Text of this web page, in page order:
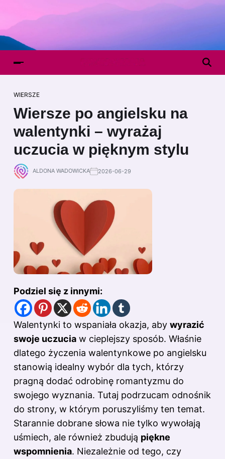
WIERSZE
Wiersze po angielsku na
walentynki – wyrażaj
uczucia w pięknym stylu
ALDONA WADOWICKA 2026-06-29
Podziel się z innymi:
Walentynki to wspaniała okazja, aby wyrazić
swoje uczucia w cieplejszy sposób. Właśnie
dlatego życzenia walentynkowe po angielsku
stanowią idealny wybór dla tych, którzy
pragną dodać odrobinę romantyzmu do
swojego wyznania. Tutaj podrzucam odnośnik
do strony, w którym poruszyliśmy ten temat.
Starannie dobrane słowa nie tylko wywołają
uśmiech, ale również zbudują piękne
wspomnienia. Niezależnie od tego, czy